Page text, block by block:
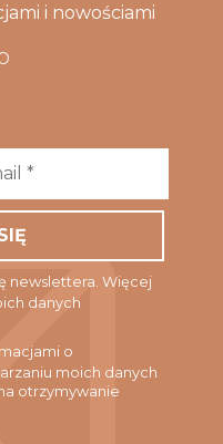
i nowościami
*
newslettera. Więcej
danych
o
moich danych
otrzymywanie